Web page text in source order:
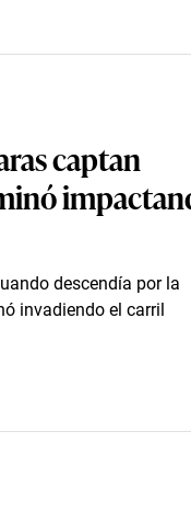
captan
descendía por la
invadiendo el carril